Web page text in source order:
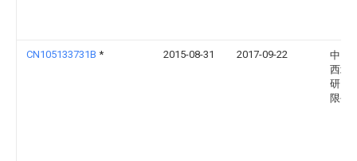
CN105133731B * 2015-08-31 2017-09-22
中国
西北
研究
限公